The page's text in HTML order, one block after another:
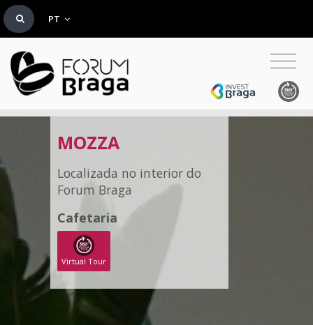
PT
MOZZA
Localizada no interior do
Forum Braga
Cafetaria
Virtual Tour